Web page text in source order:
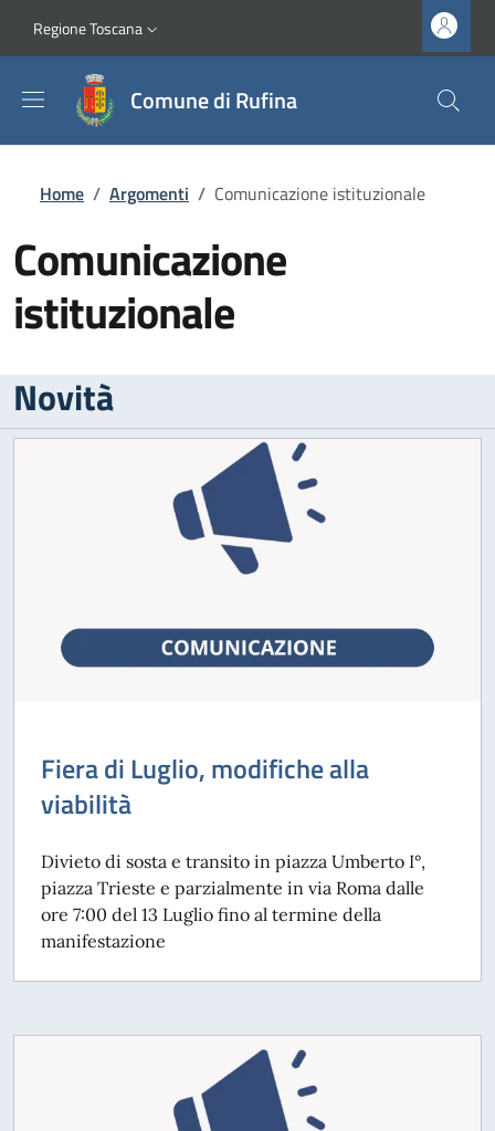
Slim top
Regione Toscana
Comune di Rufina
Briciole di pane
Home / Argomenti / Comunicazione istituzionale
Comunicazione
istituzionale
Novità
Fiera di Luglio, modifiche alla
viabilità
Divieto di sosta e transito in piazza Umberto I°,
piazza Trieste e parzialmente in via Roma dalle
ore 7:00 del 13 Luglio fino al termine della
manifestazione